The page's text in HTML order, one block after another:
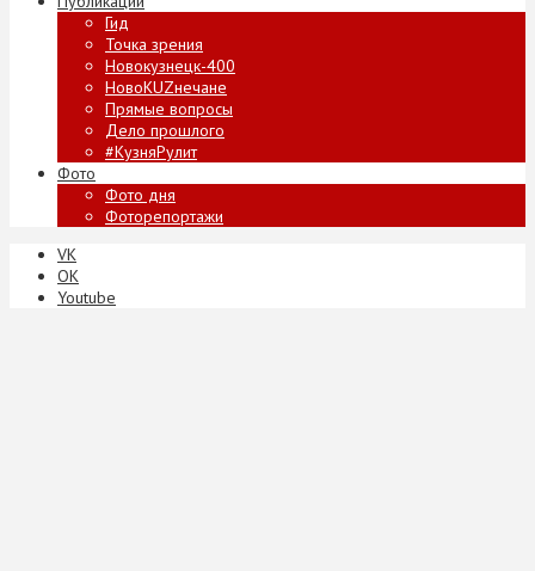
Гид
Точка зрения
Новокузнецк-400
НовоKUZнечане
Прямые вопросы
Дело прошлого
#КузняРулит
Фото
Фото дня
Фоторепортажи
VK
ОК
Youtube